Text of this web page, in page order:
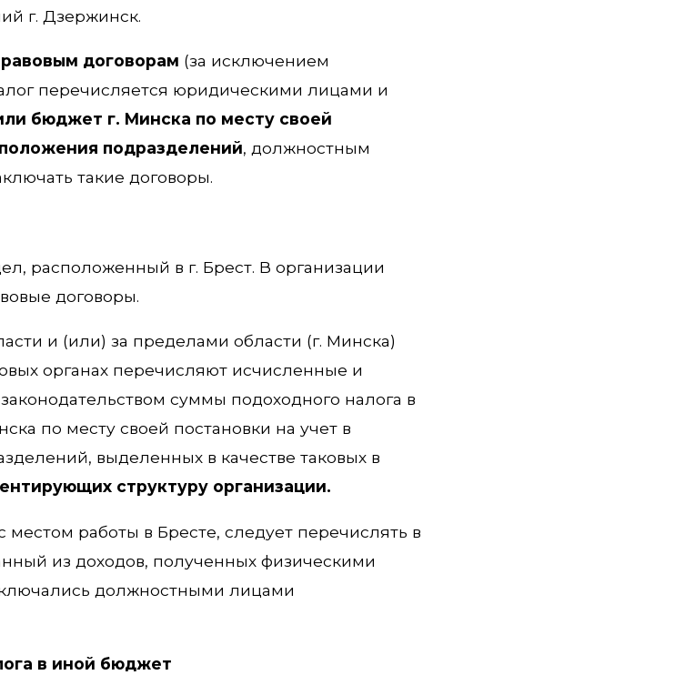
г. Дзержинск.
договорам (за исключением
перечисляется юридическими лицами и
бюджет г. Минска по месту своей
подразделений, должностным
такие договоры.
расположенный в г. Брест. В организации
договоры.
и (или) за пределами области (г. Минска)
органах перечисляют исчисленные и
суммы подоходного налога в
по месту своей постановки на учет в
выделенных в качестве таковых в
структуру организации.
работы в Бресте, следует перечислять в
из доходов, полученных физическими
должностными лицами
в иной бюджет